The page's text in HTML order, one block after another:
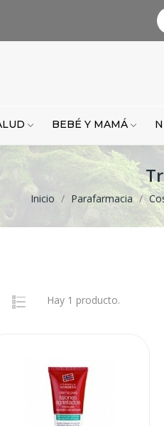
BEBÉ Y MAMÁ
Inicio Parafarmacia
Hay 1 producto.